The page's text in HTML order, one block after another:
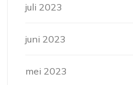
juli 2023
juni 2023
mei 2023